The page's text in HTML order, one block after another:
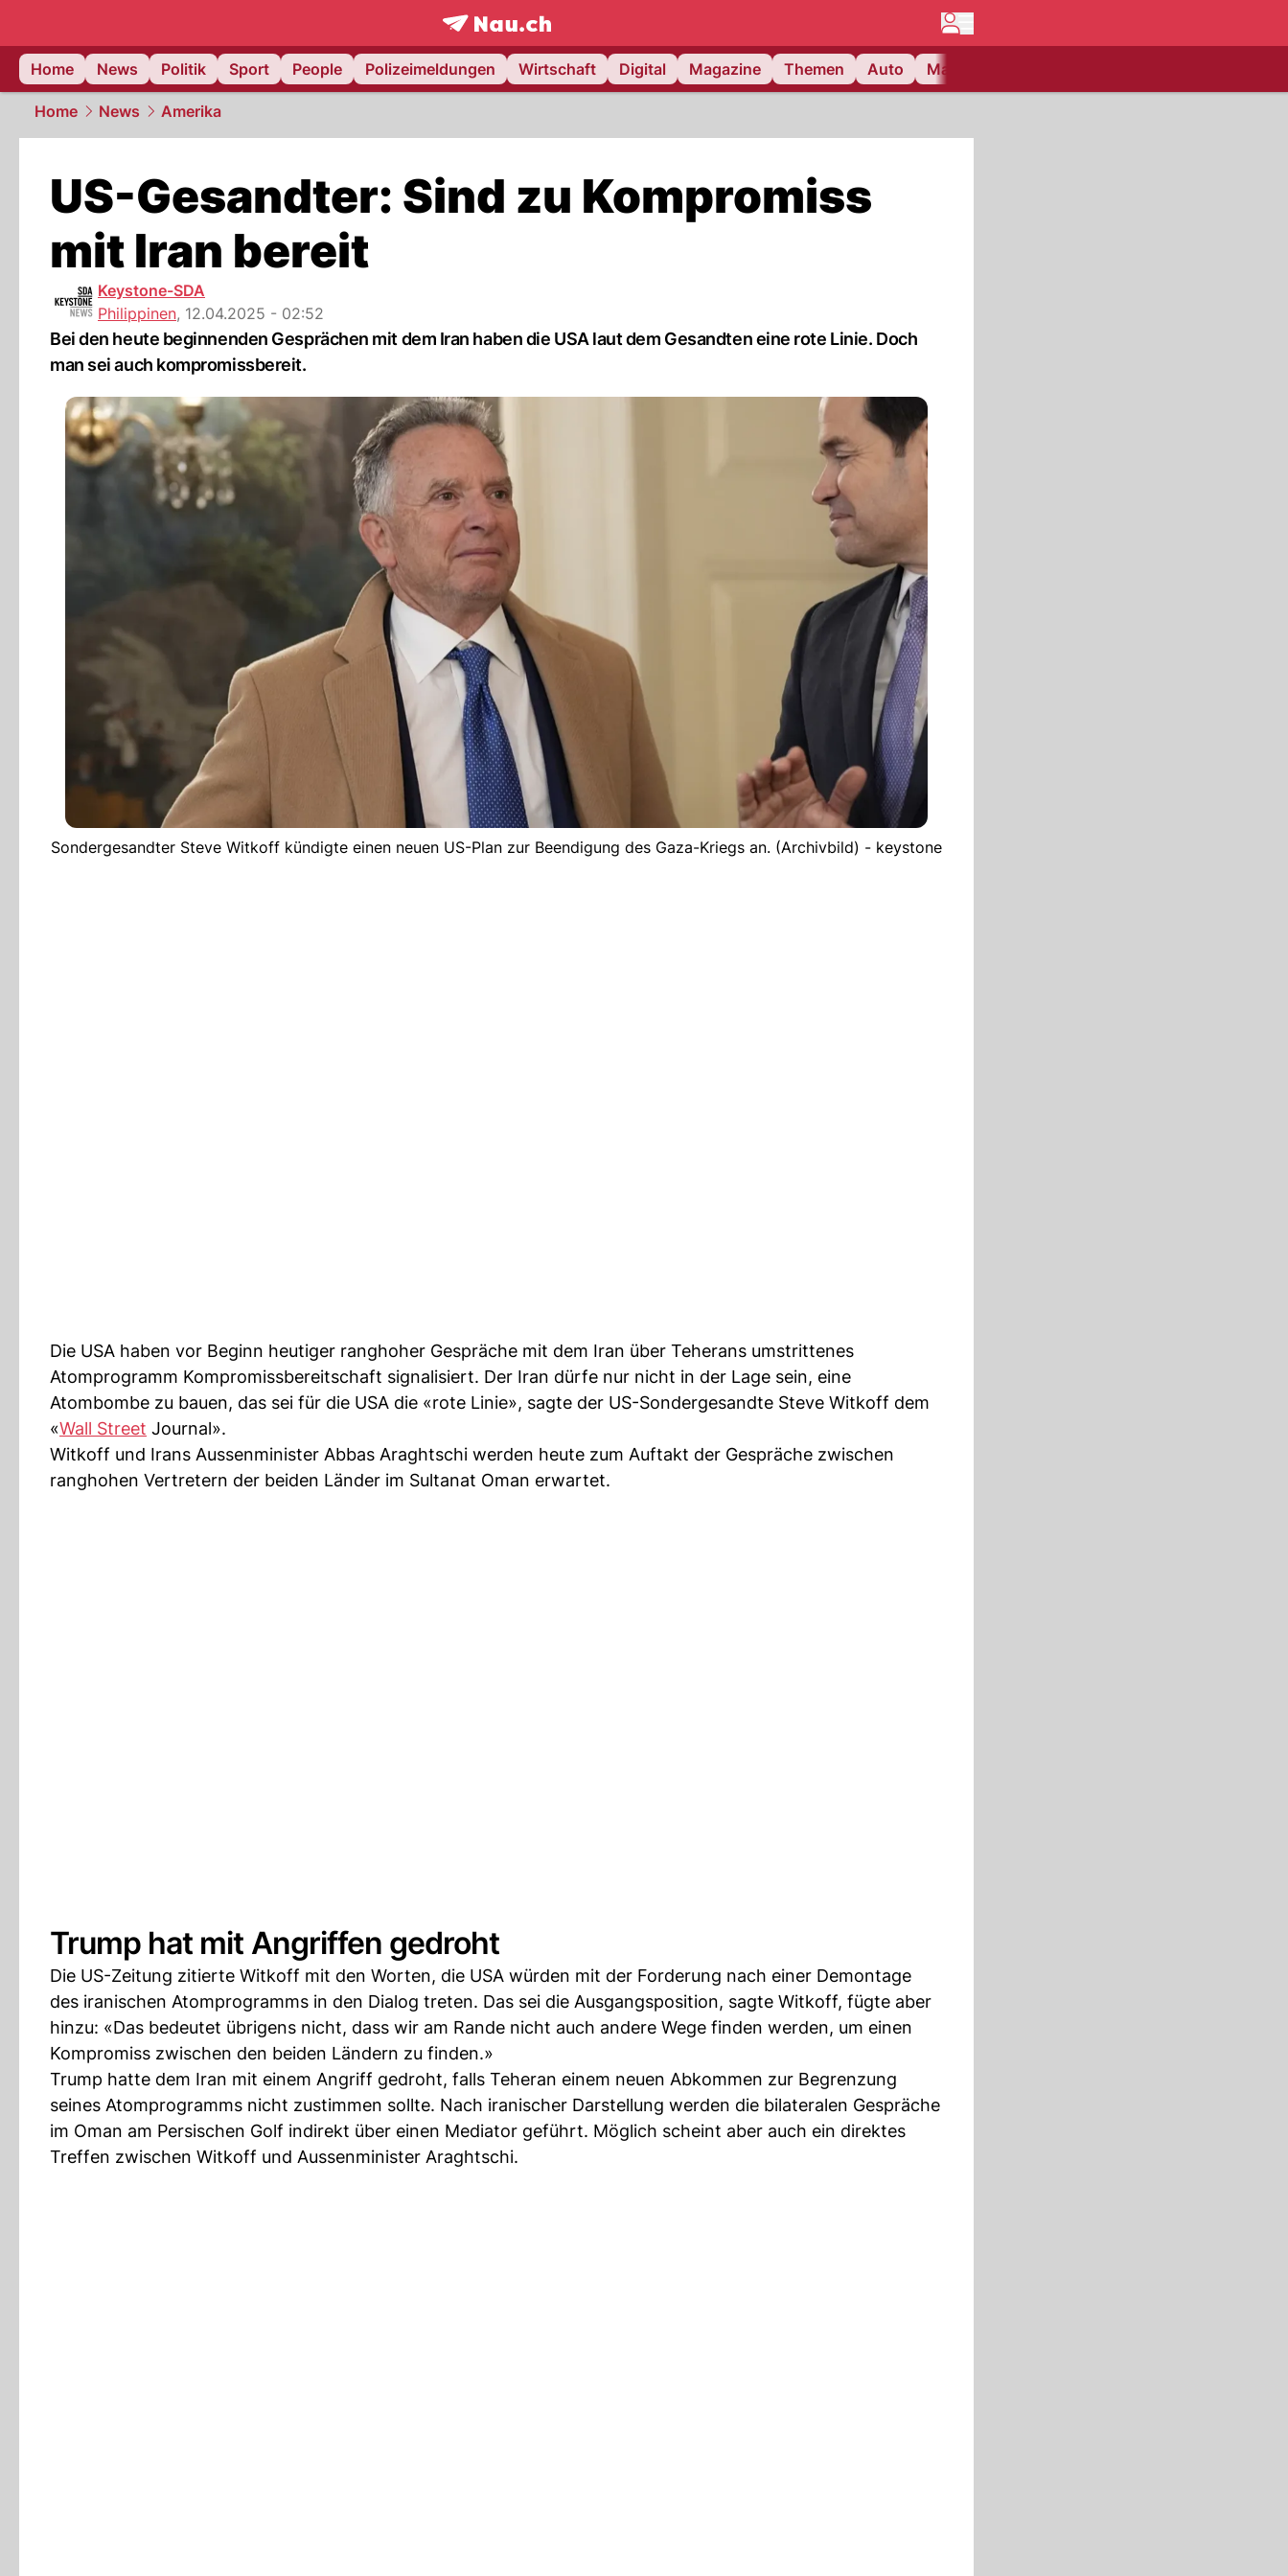
frontpage.NAU.ch
Home
News Politik Sport People Polizeimeldungen Wirtschaft Digital Magazine Themen Auto Matchcenter
Home News Amerika
US-Gesandter: Sind zu Kompromiss
mit Iran bereit
Keystone-SDA
Philippinen, 12.04.2025 - 02:52
Bei den heute beginnenden Gesprächen mit dem Iran haben die USA laut dem Gesandten eine rote Linie. Doch
man sei auch kompromissbereit.
Sondergesandter Steve Witkoff kündigte einen neuen US-Plan zur Beendigung des Gaza-Kriegs an. (Archivbild) - keystone
Die USA haben vor Beginn heutiger ranghoher Gespräche mit dem Iran über Teherans umstrittenes
Atomprogramm Kompromissbereitschaft signalisiert. Der Iran dürfe nur nicht in der Lage sein, eine
Atombombe zu bauen, das sei für die USA die «rote Linie», sagte der US-Sondergesandte Steve Witkoff dem
«Wall Street Journal».
Witkoff und Irans Aussenminister Abbas Araghtschi werden heute zum Auftakt der Gespräche zwischen
ranghohen Vertretern der beiden Länder im Sultanat Oman erwartet.
Trump hat mit Angriffen gedroht
Die US-Zeitung zitierte Witkoff mit den Worten, die USA würden mit der Forderung nach einer Demontage
des iranischen Atomprogramms in den Dialog treten. Das sei die Ausgangsposition, sagte Witkoff, fügte aber
hinzu: «Das bedeutet übrigens nicht, dass wir am Rande nicht auch andere Wege finden werden, um einen
Kompromiss zwischen den beiden Ländern zu finden.»
Trump hatte dem Iran mit einem Angriff gedroht, falls Teheran einem neuen Abkommen zur Begrenzung
seines Atomprogramms nicht zustimmen sollte. Nach iranischer Darstellung werden die bilateralen Gespräche
im Oman am Persischen Golf indirekt über einen Mediator geführt. Möglich scheint aber auch ein direktes
Treffen zwischen Witkoff und Aussenminister Araghtschi.